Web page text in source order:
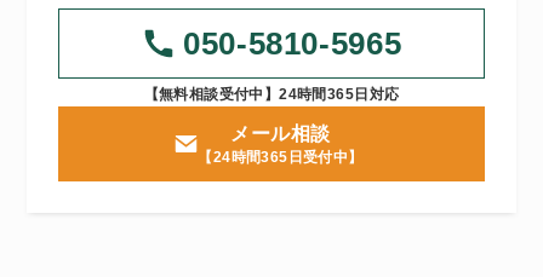
050-5810-5965
【無料相談受付中】24時間365日対応
メール相談
【24時間365日受付中】